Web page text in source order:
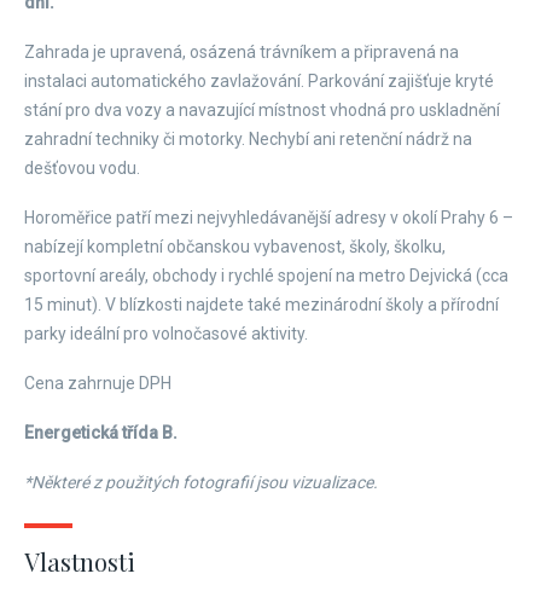
Zahrada je upravená, osázená trávníkem a připravená na
instalaci automatického zavlažování. Parkování zajišťuje kryté
stání pro dva vozy a navazující místnost vhodná pro uskladnění
zahradní techniky či motorky. Nechybí ani retenční nádrž na
dešťovou vodu.
Horoměřice patří mezi nejvyhledávanější adresy v okolí Prahy 6 –
nabízejí kompletní občanskou vybavenost, školy, školku,
sportovní areály, obchody i rychlé spojení na metro Dejvická (cca
15 minut). V blízkosti najdete také mezinárodní školy a přírodní
parky ideální pro volnočasové aktivity.
Cena zahrnuje DPH
Energetická třída B.
*Některé z použitých fotografií jsou vizualizace.
Vlastnosti